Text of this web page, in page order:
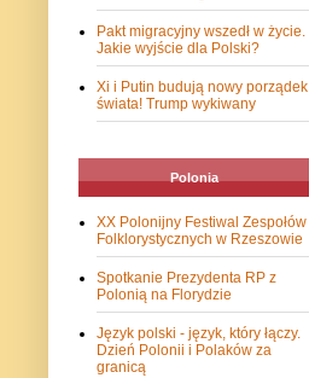
Pakt migracyjny wszedł w życie.
Jakie wyjście dla Polski?
Xi i Putin budują nowy porządek
świata! Trump wykiwany
Polonia
XX Polonijny Festiwal Zespołów
Folklorystycznych w Rzeszowie
Spotkanie Prezydenta RP z
Polonią na Florydzie
Język polski - język, który łączy.
Dzień Polonii i Polaków za
granicą